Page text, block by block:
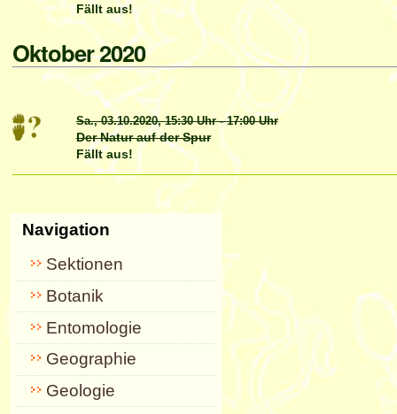
Fällt aus!
Oktober 2020
Sa., 03.10.2020,15:30 Uhr-17:00 Uhr
Der Natur auf der Spur
Fällt aus!
Navigation
Sektionen
Botanik
Entomologie
Geographie
Geologie